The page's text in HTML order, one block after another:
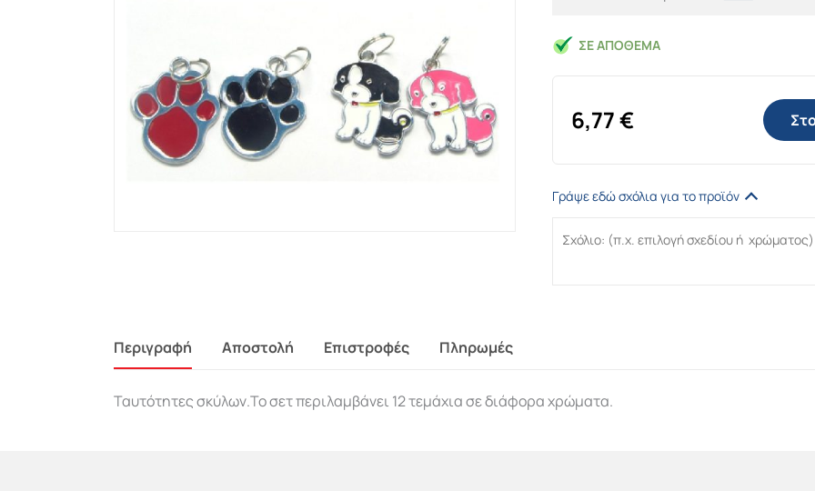
ΣΕ ΑΠΌΘΕΜΑ
6,77€
Γράψε εδώ σχόλια για το προϊόν
Περιγραφή Αποστολή Επιστροφές Πληρωμές
Ταυτότητες σκύλων.Το σετ περιλαμβάνει 12 τεμάχια σε διάφορα χρώματα.